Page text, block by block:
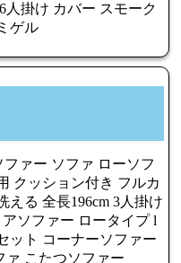
人掛け カバー スモーク
ゲル
ァー ソファ ローソフ
クッション付き フルカ
える 全長196cm 3人掛け
ソファー ロータイプ l
ット コーナーソファー
ァ こたつソファー